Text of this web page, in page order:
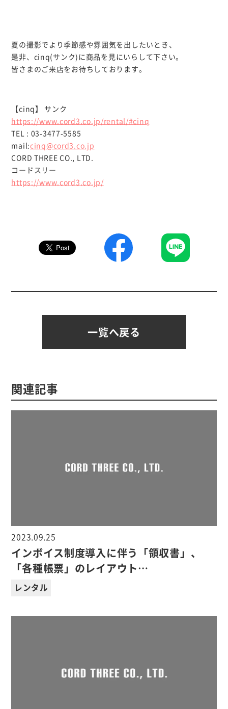
夏の撮影でより季節感や雰囲気を出したいとき、
是非、cinq(サンク)に商品を見にいらして下さい。
皆さまのご来店をお待ちしております。
【cinq】 サンク
https://www.cord3.co.jp/rental/#cinq
TEL : 03-3477-5585
mail:cinq@cord3.co.jp
CORD THREE CO., LTD.
コードスリー
https://www.cord3.co.jp/
一覧へ戻る
関連記事
2023.09.25
インボイス制度導入に伴う「領収書」、
「各種帳票」のレイアウト…
レンタル